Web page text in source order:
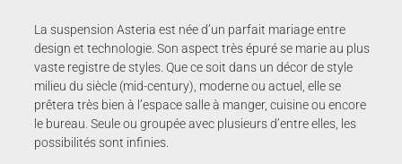
La suspension Asteria est née d’un parfait mariage entre
design et technologie. Son aspect très épuré se marie au plus
vaste registre de styles. Que ce soit dans un décor de style
milieu du siècle (mid-century), moderne ou actuel, elle se
prêtera très bien à l’espace salle à manger, cuisine ou encore
le bureau. Seule ou groupée avec plusieurs d’entre elles, les
possibilités sont infinies.